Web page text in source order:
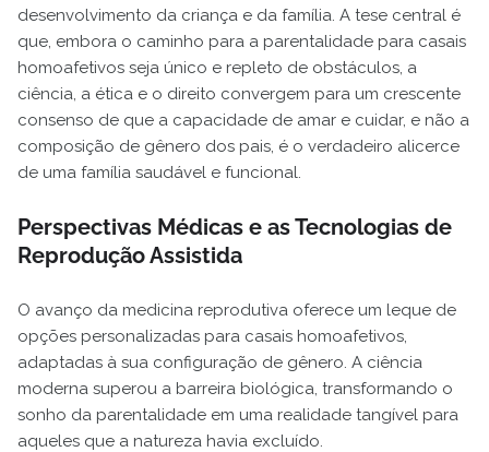
desenvolvimento da criança e da família. A tese central é
que, embora o caminho para a parentalidade para casais
homoafetivos seja único e repleto de obstáculos, a
ciência, a ética e o direito convergem para um crescente
consenso de que a capacidade de amar e cuidar, e não a
composição de gênero dos pais, é o verdadeiro alicerce
de uma família saudável e funcional.
Perspectivas Médicas e as Tecnologias de
Reprodução Assistida
O avanço da medicina reprodutiva oferece um leque de
opções personalizadas para casais homoafetivos,
adaptadas à sua configuração de gênero. A ciência
moderna superou a barreira biológica, transformando o
sonho da parentalidade em uma realidade tangível para
aqueles que a natureza havia excluído.